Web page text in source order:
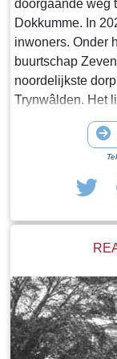
doorgaande weg
Dokkumme. In
inwoners. Onder
buurtschap
noordelijkste
Trynwâlden. Het
oudere deel van
Aldtsjrrksterfeart
richting naar
van het dorp ligt
ten westen